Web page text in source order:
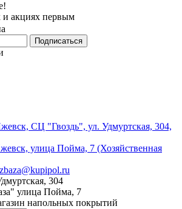
и акциях первым
СЦ "Гвоздь", ул. Удмуртская, 304,
улица Пойма, 7 (Хозяйственная
304
улица Пойма, 7
напольных покрытий